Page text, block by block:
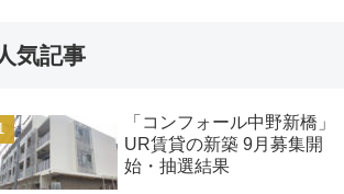
気記事
「コンフォール中野新橋」
UR賃貸の新築 9月募集開
始・抽選結果